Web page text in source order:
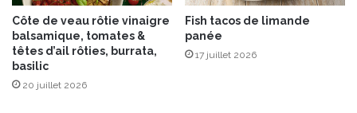
h
i
à
p
o
ê
u
e
à
l
v
Côte de veau rôtie vinaigre
balsamique, tomates &
têtes d’ail rôties, burrata,
basilic
20 juillet 2026
Fish tacos de limande
panée
17 juillet 2026